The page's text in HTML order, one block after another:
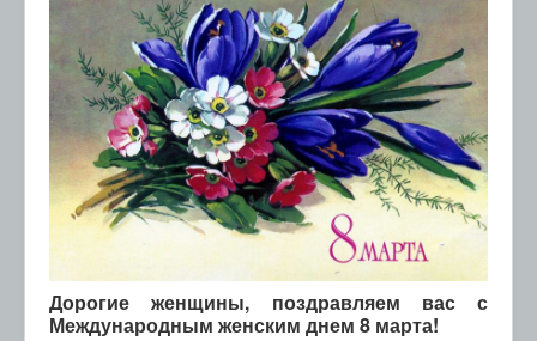
Дорогие женщины, поздравляем вас с
Международным женским днем 8 марта!